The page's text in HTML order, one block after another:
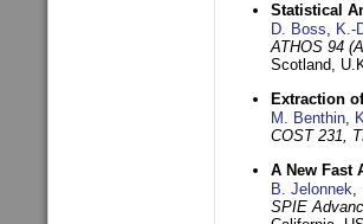
Statistical
D. Boss, K.-
ATHOS 94
Scotland,
Extraction
M. Benthin,
COST 231,
A New Fast
B. Jelonnek,
SPIE